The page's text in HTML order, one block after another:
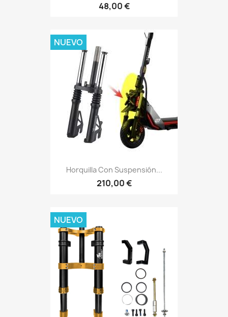
48,00 €
Horquilla Con Suspensión...
210,00 €
NUEVO
NUEVO